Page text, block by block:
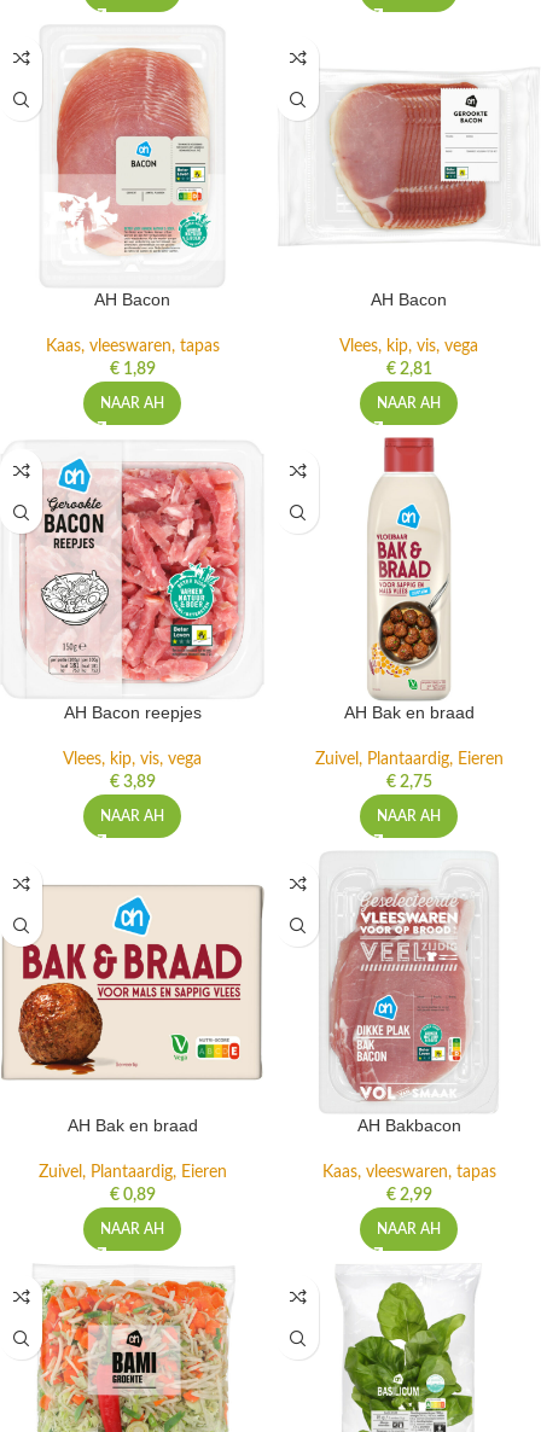
AH Bacon
Kaas, vleeswaren, tapas
€1,89
NAAR AH
AH Bacon
Vlees, kip, vis, vega
€2,81
NAAR AH
AH Bacon reepjes
Vlees, kip, vis, vega
€3,89
NAAR AH
AH Bak en braad
Zuivel, Plantaardig, Eieren
€2,75
NAAR AH
AH Bak en braad
Zuivel, Plantaardig, Eieren
€0,89
NAAR AH
AH Bakbacon
Kaas, vleeswaren, tapas
€2,99
NAAR AH